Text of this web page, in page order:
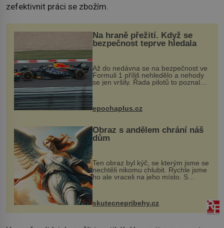
zefektivnit práci se zbožím.
Na hraně přežití. Když se
bezpečnost teprve hledala
Až do nedávna se na bezpečnost ve
Formuli 1 příliš nehledělo a nehody
se jen vršily. Řada pilotů to poznala
na vlastní kůži, často s trvalými
následky nebo bohužel i ztrátou
života. Dnes nepochopiteln...
epochaplus.cz
Obraz s andělem chrání náš
dům
Ten obraz byl kýč, se kterým jsme se
nechtěli nikomu chlubit. Rychle jsme
ho ale vraceli na jeho místo. S
manželem Vaškem jsme si pořídili
chaloupku, takový domek na severu
Čech, kde jsme si naplánova...
skutecnepribehy.cz